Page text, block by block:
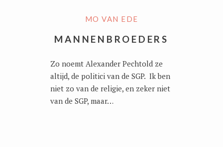
MO VAN EDE
MANNENBROEDERS
Zo noemt Alexander Pechtold ze
altijd, de politici van de SGP. Ik ben
niet zo van de religie, en zeker niet
van de SGP, maar…